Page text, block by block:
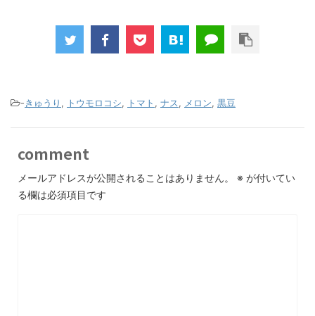
-きゅうり , トウモロコシ, トマト , ナス, メロン, 黒豆
comment
メールアドレスが公開されることはありません。 ※ が付いてい
る欄は必須項目です